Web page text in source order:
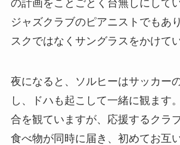
の計画をことごとく台無しにして
ジャズクラブのピアニストでもあ
スクではなくサングラスをかけて
夜になると、ソルヒーはサッカー
し、ドハも起こして一緒に観ます
合を観ていますが、応援するクラ
食べ物が同時に届き、初めてお互